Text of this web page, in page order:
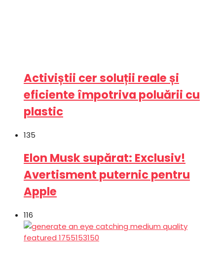
Activiștii cer soluții reale și
eficiente împotriva poluării cu
plastic
135
Elon Musk supărat: Exclusiv!
Avertisment puternic pentru
Apple
116